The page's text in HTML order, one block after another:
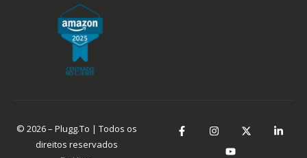
© 2026 – Plugg.To | Todos os
direitos reservados